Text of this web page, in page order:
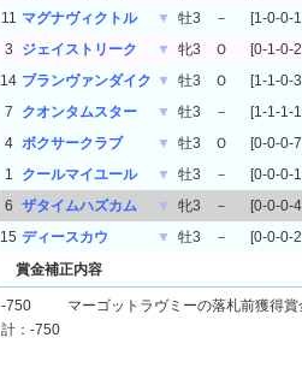
11 マグナヴィクトル ▼ 牡3 －
[1-0-0-
3
ジェイストリーク ▼ 牝3 Ｏ
[0-1-0-
14 ブランヴァンダイク ▼ 牡3 Ｏ
[1-1-0-
7
クオンタムスター ▼ 牡3 －
[1-1-1-
4 ボクサークラブ ▼ 牡3 Ｏ
[0-0-0-
1
クールマイユール ▼ 牡3 －
[0-0-0-
6 ザタイムハズカム ▼ 牝3 －
[0-0-0-
15 ディースカウ ▼ 牡3 －
[0-0-0-
賞金補正内容
-750
マーゴットラヴミーの落札前獲得
計：-750